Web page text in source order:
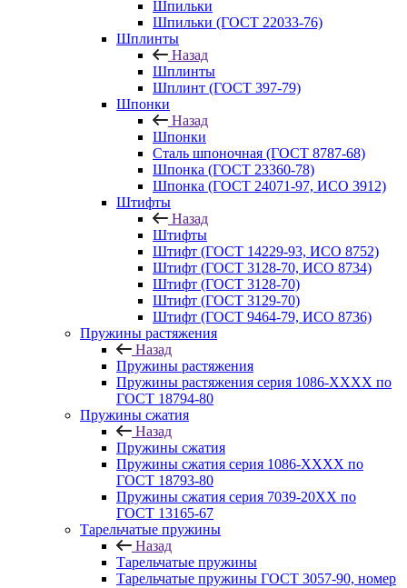
Шпильки
Шпильки (ГОСТ 22033-76)
Шплинты
Назад
Шплинты
Шплинт (ГОСТ 397-79)
Шпонки
Назад
Шпонки
Сталь шпоночная (ГОСТ 8787-68)
Шпонка (ГОСТ 23360-78)
Шпонка (ГОСТ 24071-97, ИСО 3912)
Штифты
Назад
Штифты
Штифт (ГОСТ 14229-93, ИСО 8752)
Штифт (ГОСТ 3128-70, ИСО 8734)
Штифт (ГОСТ 3128-70)
Штифт (ГОСТ 3129-70)
Штифт (ГОСТ 9464-79, ИСО 8736)
Пружины растяжения
Назад
Пружины растяжения
Пружины растяжения серия 1086-ХХХХ по
ГОСТ 18794‑80
Пружины сжатия
Назад
Пружины сжатия
Пружины сжатия серия 1086-ХХХХ по
ГОСТ 18793‑80
Пружины сжатия серия 7039-20ХХ по
ГОСТ 13165‑67
Тарельчатые пружины
Назад
Тарельчатые пружины
Тарельчатые пружины ГОСТ 3057-90, номер